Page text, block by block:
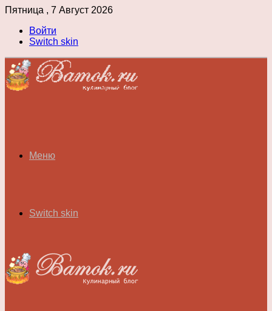
Пятница , 7 Август 2026
Войти
Switch skin
Меню
Switch skin